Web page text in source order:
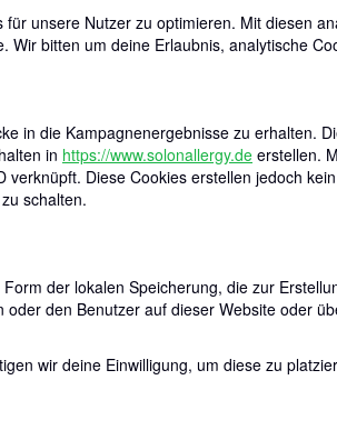
unsere Nutzer zu optimieren. Mit diesen
bitten um deine Erlaubnis, analytische
in die Kampagnenergebnisse zu erhalten.
in https://www.solonallergy.de erstellen.
Diese Cookies erstellen jedoch
schalten.
der lokalen Speicherung, die zur
den Benutzer auf dieser Website oder
wir deine Einwilligung, um diese zu